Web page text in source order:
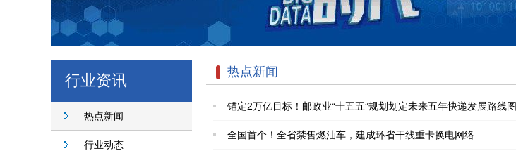
行业资讯
热点新闻
行业动态
热点新闻
锚定2万亿目标！邮政业“十五五”规划划定未来五年快递发展路线图
全国首个！全省禁售燃油车，建成环省干线重卡换电网络